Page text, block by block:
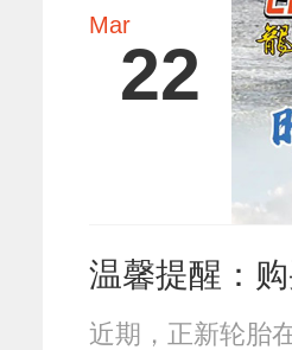
Mar
22
温馨提醒：
近期，正新轮胎